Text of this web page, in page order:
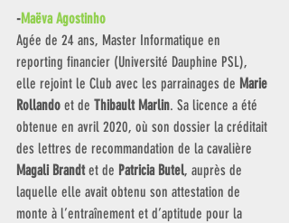
-Maëva Agostinho
Agée de 24 ans, Master Informatique en
reporting financier (Université Dauphine PSL),
elle rejoint le Club avec les parrainages de Marie
Rollando et de Thibault Marlin. Sa licence a été
obtenue en avril 2020, où son dossier la créditait
des lettres de recommandation de la cavalière
Magali Brandt et de Patricia Butel, auprès de
laquelle elle avait obtenu son attestation de
monte à l’entraînement et d’aptitude pour la